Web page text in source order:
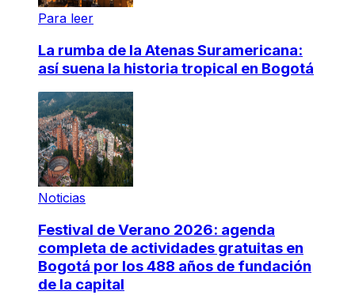
Para leer
La rumba de la Atenas Suramericana:
así suena la historia tropical en Bogotá
Noticias
Festival de Verano 2026: agenda
completa de actividades gratuitas en
Bogotá por los 488 años de fundación
de la capital